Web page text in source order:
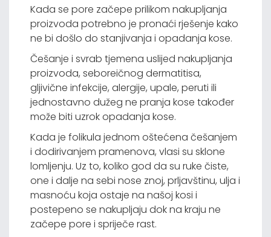
Kada se pore začepe prilikom nakupljanja
proizvoda potrebno je pronaći rješenje kako
ne bi došlo do stanjivanja i opadanja kose.
Češanje i svrab tjemena uslijed nakupljanja
proizvoda, seboreičnog dermatitisa,
gljivične infekcije, alergije, upale, peruti ili
jednostavno dužeg ne pranja kose također
može biti uzrok opadanja kose.
Kada je folikula jednom oštećena češanjem
i dodirivanjem pramenova, vlasi su sklone
lomljenju. Uz to, koliko god da su ruke čiste,
one i dalje na sebi nose znoj, prljavštinu, ulja i
masnoću koja ostaje na našoj kosi i
postepeno se nakupljaju dok na kraju ne
začepe pore i spriječe rast.